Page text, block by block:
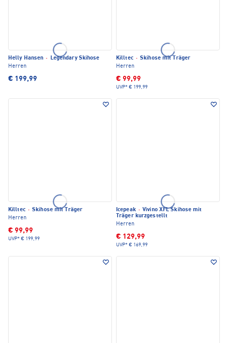
Helly Hansen ·
Legendary Skihose
Herren
€ 199,99
Killtec · Skihose mit Träger
Herren
€ 99,99
UVP* € 199,99
Killtec · Skihose mit Träger
Herren
€ 99,99
UVP* € 199,99
Icepeak · Vivino XFL Skihose mit
Träger kurzgestellt
Herren
€ 129,99
UVP* € 169,99